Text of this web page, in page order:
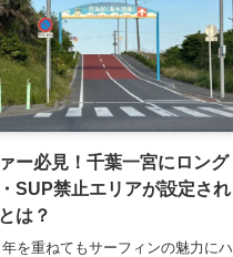
ー必見！千葉一宮にロング
SUP禁止エリアが設定され
は？
年を重ねてもサーフィンの魅力にハ